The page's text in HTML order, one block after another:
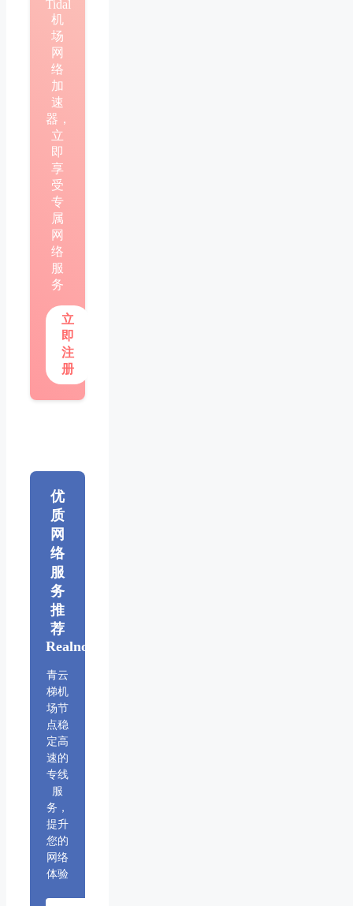
Tidal
机
场
网
络
加
速
器，
立
即
享
受
专
属
网
络
服
务
立
即
注
册
优
质
网
络
服
务
推
荐
Realnode
青云
梯机
场节
点稳
定高
速的
专线
服
务，
提升
您的
网络
体验